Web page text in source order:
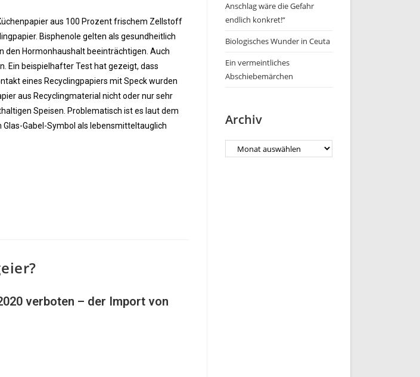
aus 100 Prozent frischem Zellstoff
Bisphenole gelten als gesundheitlich
den Hormonhaushalt beeinträchtigen. Auch
Ein beispielhafter Test hat gezeigt, dass
eines Recyclingpapiers mit Speck wurden
aus Recyclingmaterial nicht oder nur sehr
Speisen. Problematisch ist es laut dem
Gabel-Symbol als lebensmitteltauglich
verboten – der Import von
Anschlag wäre die Gefahr
endlich konkret!“
Biologisches Wunder in Ceuta
Ein vermeintliches
Abschiebemärchen
Archiv